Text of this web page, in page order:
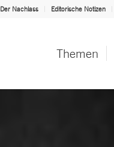
Der Nachlass Editorische Notizen
Themen